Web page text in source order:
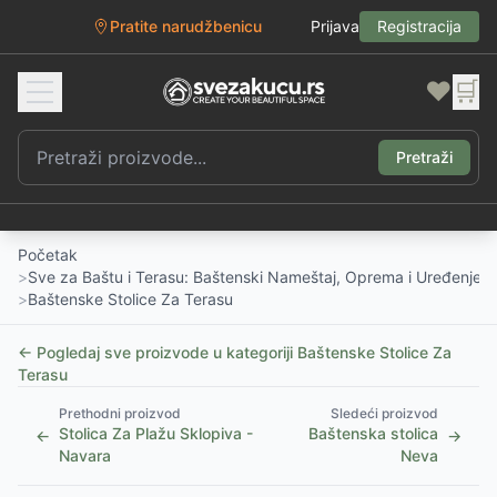
Pratite narudžbenicu Prijava Registracija
❤️ 🛒
Pretraži
Početak
>Sve za Baštu i Terasu: Baštenski Nameštaj, Oprema i Uređenje
>Baštenske Stolice Za Terasu
← Pogledaj sve proizvode u kategoriji Baštenske Stolice Za
Terasu
←
Prethodni proizvod
Stolica Za Plažu Sklopiva -
Navara
Sledeći proizvod
Baštenska stolica
Neva
→